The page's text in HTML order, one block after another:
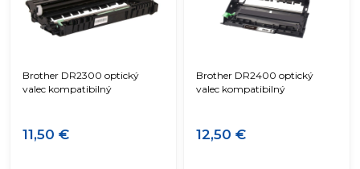
Brother DR2300 optický
valec kompatibilný
11,50 €
Brother DR2400 optický
valec kompatibilný
12,50 €